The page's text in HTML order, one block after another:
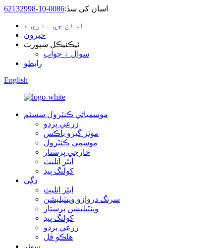
اسان کي سڏ:0086-10-62132998
اسان جي باري ۾
خبرون
ٽيڪنيڪل سپورٽ
سوال ۽ جواب
رابطو
English
موسمياتي ڪنٽرول سسٽم
زرعي پردو
موٽر گيرو باڪس
موسمي ڪنٽرول
خارجي پرستار
ايئر انليٽ
کولنگ پيڊ
ڍڳي
ايئر انليٽ
سرنگ دروازو وينٽيليشن
وينٽيليشن پرستار
کولنگ پيڊ
زرعي پردو
هلڪو ڦل
سوئر